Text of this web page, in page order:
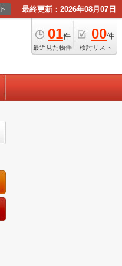
最終更新：2026年08月07日
01件
最近見た物件
00件
検討リスト